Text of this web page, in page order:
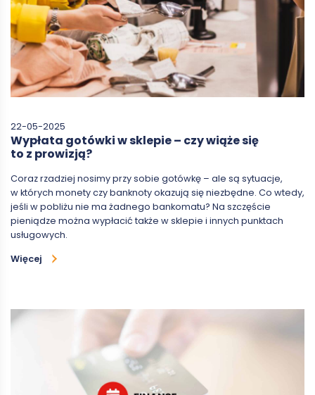
22-05-2025
Wypłata gotówki w sklepie – czy wiąże się
to z prowizją?
Coraz rzadziej nosimy przy sobie gotówkę – ale są sytuacje,
w których monety czy banknoty okazują się niezbędne. Co wtedy,
jeśli w pobliżu nie ma żadnego bankomatu? Na szczęście
pieniądze można wypłacić także w sklepie i innych punktach
usługowych.
Więcej